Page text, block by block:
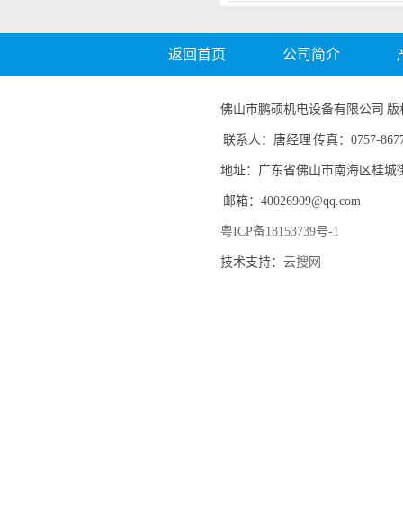
返回首页 公司简介
佛山市鹏硕机电设备有限公司 版
联系人：唐经理 传真：0757-
地址：广东省佛山市南海区桂城
邮箱：40026909@qq.com
粤ICP备18153739号-1
技术支持： 云搜网